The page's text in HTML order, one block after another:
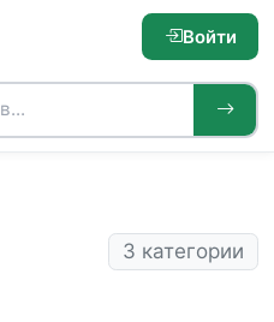
Войти
3 категории